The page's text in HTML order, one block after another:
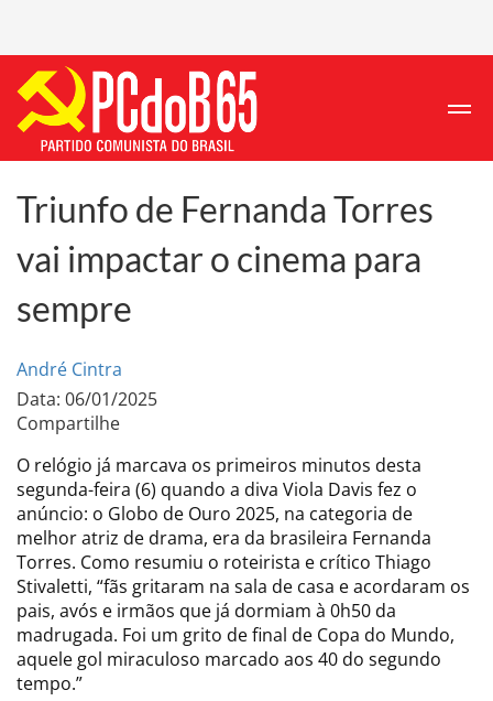
Triunfo de Fernanda Torres
vai impactar o cinema para
sempre
André Cintra
Data: 06/01/2025
Compartilhe
O relógio já marcava os primeiros minutos desta
segunda-feira (6) quando a diva Viola Davis fez o
anúncio: o Globo de Ouro 2025, na categoria de
melhor atriz de drama, era da brasileira Fernanda
Torres. Como resumiu o roteirista e crítico Thiago
Stivaletti, “fãs gritaram na sala de casa e acordaram os
pais, avós e irmãos que já dormiam à 0h50 da
madrugada. Foi um grito de final de Copa do Mundo,
aquele gol miraculoso marcado aos 40 do segundo
tempo.”